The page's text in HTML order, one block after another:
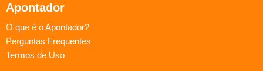
Apontador
O que é o Apontador?
Perguntas Frequentes
Termos de Uso